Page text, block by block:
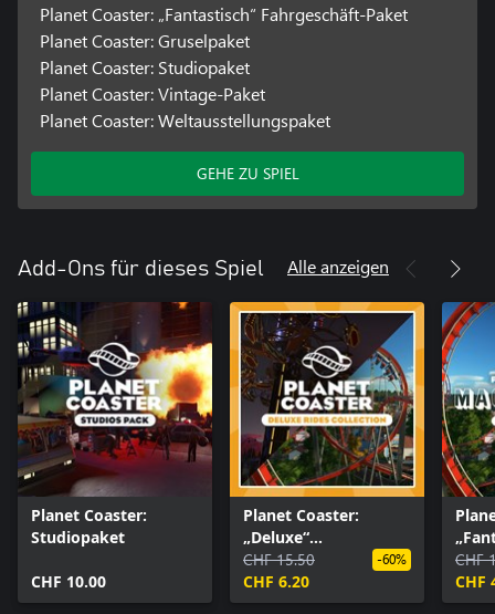
Planet Coaster: „Fantastisch“ Fahrgeschäft-Paket
Planet Coaster: Gruselpaket
Planet Coaster: Studiopaket
Planet Coaster: Vintage-Paket
Planet Coaster: Weltausstellungspaket
GEHE ZU SPIEL
Add-Ons für dieses Spiel Alle anzeigen
Planet Coaster:
Studiopaket
CHF 10.00
Planet Coaster:
„Deluxe“
Fahrgeschäft-Paket
CHF 15.50
CHF 6.20
-60%
CHF
CHF